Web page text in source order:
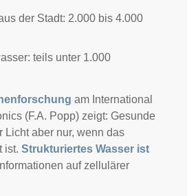
der Stadt: 2.000 bis 4.000
teils unter 1.000
am International
(F.A. Popp) zeigt: Gesunde
Licht aber nur, wenn das
ist. Strukturiertes Wasser ist
auf zellulärer